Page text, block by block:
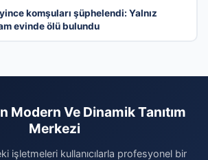
komşuları şüphelendi: Yalnız
evinde ölü bulundu
Modern Ve Dinamik Tanıtım
Merkezi
işletmeleri kullanıcılarla profesyonel bir